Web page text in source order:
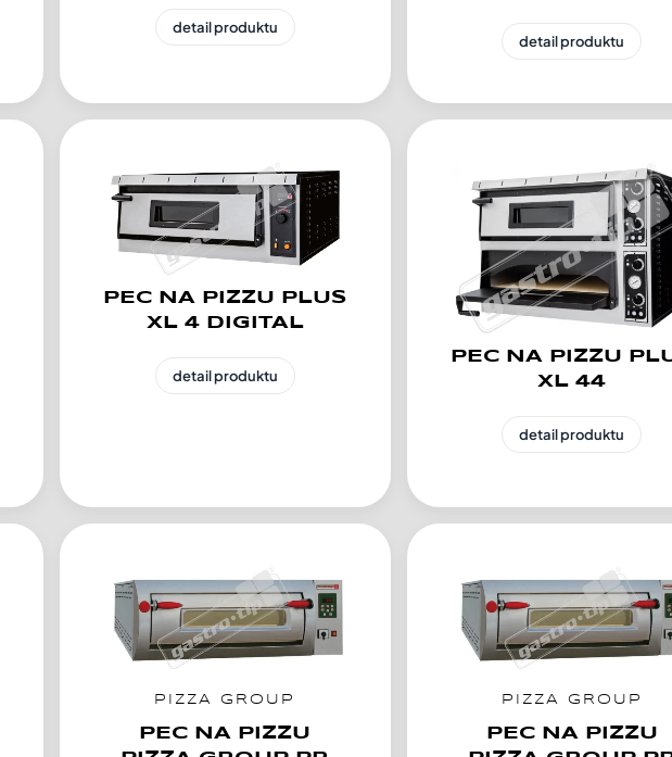
detail produktu
detail produktu
PEC NA PIZZU PLUS
XL 4 DIGITAL
detail produktu
PEC NA PIZZU
XL 44
detail produktu
PIZZA GROUP
PEC NA PIZZU
PIZZA GROUP
PEC NA PIZZU